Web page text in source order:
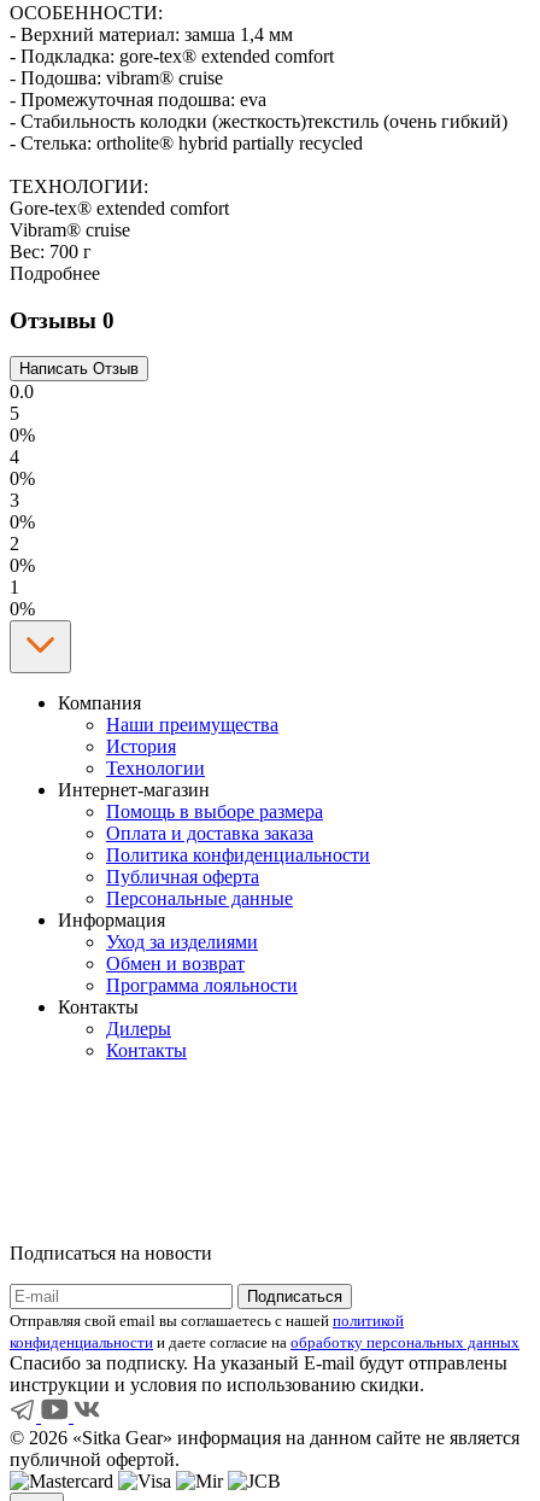
ОСОБЕННОСТИ:
- Верхний материал: замша 1,4 мм
- Подкладка: gore-tex® extended comfort
- Подошва: vibram® cruise
- Промежуточная подошва: eva
- Стабильность колодки (жесткость)текстиль (очень гибкий)
- Стелька: ortholite® hybrid partially recycled
ТЕХНОЛОГИИ:
Gore-tex® extended comfort
Vibram® cruise
Вес: 700 г
Подробнее
Отзывы 0
0.0
5
0%
4
0%
3
0%
2
0%
1
0%
Компания
Наши преимущества
История
Технологии
Интернет-магазин
Помощь в выборе размера
Оплата и доставка заказа
Политика конфиденциальности
Публичная оферта
Персональные данные
Информация
Уход за изделиями
Обмен и возврат
Программа лояльности
Контакты
Дилеры
Контакты
Подписаться на новости
Отправляя свой email вы соглашаетесь с нашей политикой
конфиденциальности и даете согласие на обработку персональных данных
Спасибо за подписку. На указаный E-mail будут отправлены
инструкции и условия по использованию скидки.
© 2026 «Sitka Gear» информация на данном сайте не является
публичной офертой.